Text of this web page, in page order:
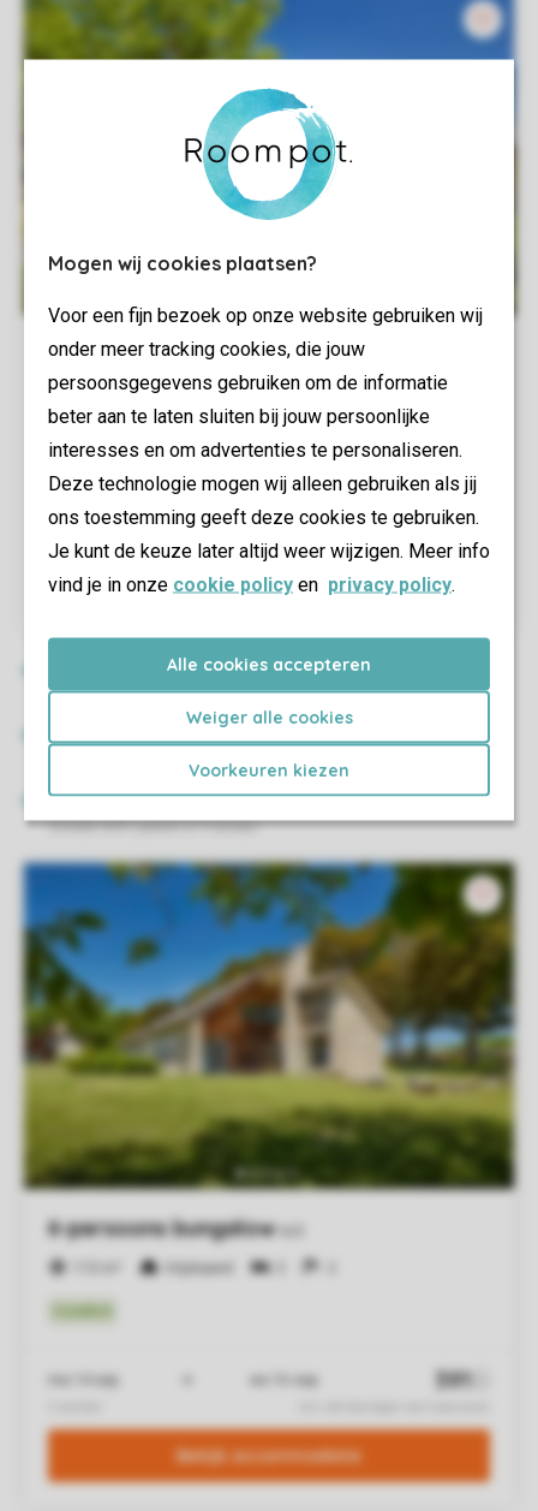
Mogen wij cookies plaatsen?
Voor een fijn bezoek op onze website gebruiken wij
onder meer tracking cookies, die jouw
persoonsgegevens gebruiken om de informatie
beter aan te laten sluiten bij jouw persoonlijke
interesses en om advertenties te personaliseren.
Deze technologie mogen wij alleen gebruiken als jij
ons toestemming geeft deze cookies te gebruiken.
Je kunt de keuze later altijd weer wijzigen. Meer info
vind je in onze cookie policy en privacy policy.
Alle cookies accepteren
Weiger alle cookies
Voorkeuren kiezen